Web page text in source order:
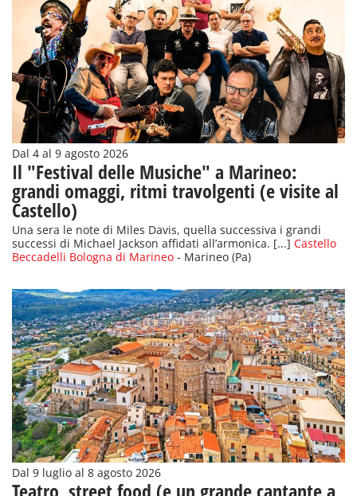
Dal 4 al 9 agosto 2026
Il "Festival delle Musiche" a Marineo:
grandi omaggi, ritmi travolgenti (e visite al
Castello)
Una sera le note di Miles Davis, quella successiva i grandi
successi di Michael Jackson affidati all’armonica. [...] Castello
Beccadelli Bologna di Marineo - Marineo (Pa)
Dal 9 luglio al 8 agosto 2026